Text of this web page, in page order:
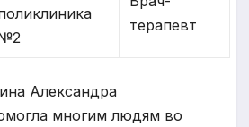
терапевт
Александра
многим людям во